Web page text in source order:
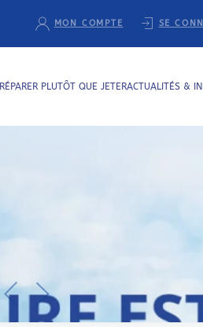
MON COMPTE SE
RÉPARER PLUTÔT QUE JETERACTUALITÉS &